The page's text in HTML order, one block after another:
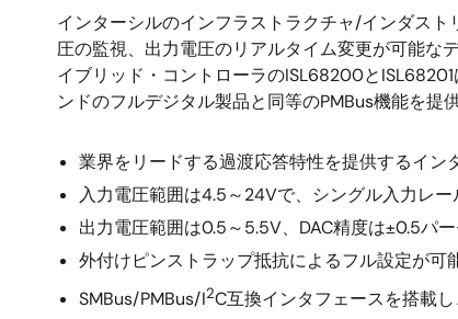
インターシルのインフラストラクチャ/インダス
圧の監視、出力電圧のリアルタイム変更が可能な
イブリッド・コントローラのISL68200と
ンドのフルデジタル製品と同等のPMBus機能を提
業界をリードする過渡応答特性を提供するイン
入力電圧範囲は4.5～24Vで、シングル入力レ
出力電圧範囲は0.5～5.5V、DAC精度は±0.5パ
外付けピンストラップ抵抗によるフル設定が
SMBus/PMBus/I2C互換インタフェースを搭載